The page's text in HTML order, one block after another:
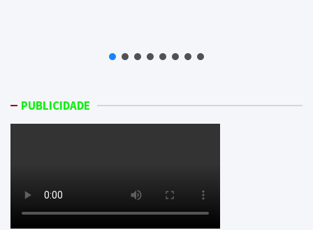
PUBLICIDADE